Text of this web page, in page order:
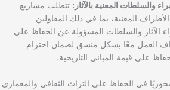
تتطلب مشاريع
الأطراف المعنية، بما في ذلك المقاولين
الآثار والسلطات المسؤولة عن الحفاظ على
العمل معًا بشكل منسق لضمان احترام
على قيمة المباني التاريخية.
في الحفاظ على التراث الثقافي والمعماري